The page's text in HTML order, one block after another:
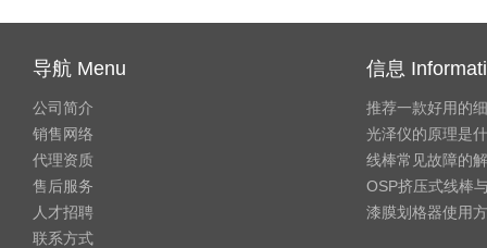
导航 Menu
公司简介
销售网络
代理资质
售后服务
人才招聘
联系方式
信息
推荐一款好用的
光泽仪的原理是
线棒常见故障的
OSP挤压式线棒
漆膜划格器使用